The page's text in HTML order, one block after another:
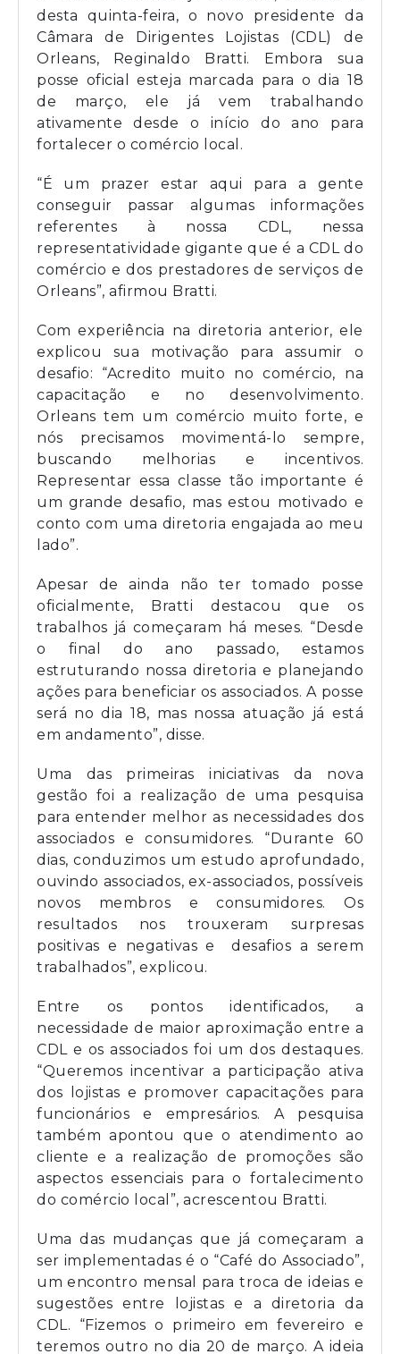
desta quinta-feira, o novo presidente da
Câmara de Dirigentes Lojistas (CDL) de
Orleans, Reginaldo Bratti. Embora sua
posse oficial esteja marcada para o dia 18
de março, ele já vem trabalhando
ativamente desde o início do ano para
fortalecer o comércio local.
“É um prazer estar aqui para a gente
conseguir passar algumas informações
referentes à nossa CDL, nessa
representatividade gigante que é a CDL do
comércio e dos prestadores de serviços de
Orleans”, afirmou Bratti.
Com experiência na diretoria anterior, ele
explicou sua motivação para assumir o
desafio: “Acredito muito no comércio, na
capacitação e no desenvolvimento.
Orleans tem um comércio muito forte, e
nós precisamos movimentá-lo sempre,
buscando melhorias e incentivos.
Representar essa classe tão importante é
um grande desafio, mas estou motivado e
conto com uma diretoria engajada ao meu
lado”.
Apesar de ainda não ter tomado posse
oficialmente, Bratti destacou que os
trabalhos já começaram há meses. “Desde
o final do ano passado, estamos
estruturando nossa diretoria e planejando
ações para beneficiar os associados. A posse
será no dia 18, mas nossa atuação já está
em andamento”, disse.
Uma das primeiras iniciativas da nova
gestão foi a realização de uma pesquisa
para entender melhor as necessidades dos
associados e consumidores. “Durante 60
dias, conduzimos um estudo aprofundado,
ouvindo associados, ex-associados, possíveis
novos membros e consumidores. Os
resultados nos trouxeram surpresas
positivas e negativas e desafios a serem
trabalhados”, explicou.
Entre os pontos identificados, a
necessidade de maior aproximação entre a
CDL e os associados foi um dos destaques.
“Queremos incentivar a participação ativa
dos lojistas e promover capacitações para
funcionários e empresários. A pesquisa
também apontou que o atendimento ao
cliente e a realização de promoções são
aspectos essenciais para o fortalecimento
do comércio local”, acrescentou Bratti.
Uma das mudanças que já começaram a
ser implementadas é o “Café do Associado”,
um encontro mensal para troca de ideias e
sugestões entre lojistas e a diretoria da
CDL. “Fizemos o primeiro em fevereiro e
teremos outro no dia 20 de março. A ideia